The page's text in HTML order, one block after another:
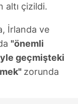
altı çizildi.
İrlanda ve
"önemli
geçmişteki
zorunda